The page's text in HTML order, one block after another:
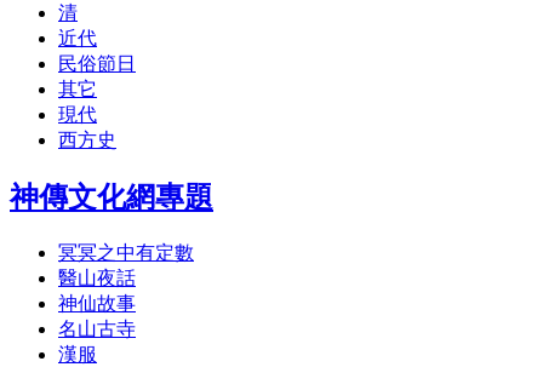
清
近代
民俗節日
其它
現代
西方史
神傳文化網專題
冥冥之中有定數
醫山夜話
神仙故事
名山古寺
漢服